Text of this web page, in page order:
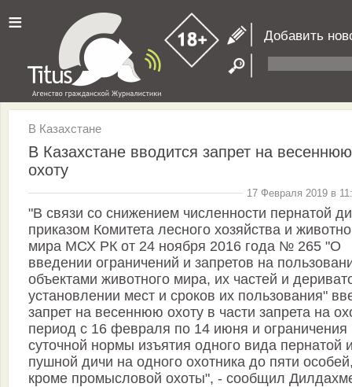
≡ Добавить
В Казахстане
В Казахстане вводится запрет на весеннюю
охоту
17 Февраля 2019 в
"В связи со снижением численности пернатой
приказом Комитета лесного хозяйства и
мира МСХ РК от 24 ноября 2016 года № 265 "О
введении ограничений и запретов на
объектами животного мира, их частей и
установлении мест и сроков их пользования"
запрет на весеннюю охоту в части запрета на
период с 16 февраля по 14 июня и ограничения
суточной нормы изъятия одного вида пернатой
пушной дичи на одного охотника до пяти
кроме промысловой охоты", - сообщил